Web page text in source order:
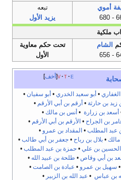
أموي
تبعه
يزيد الأول
ملكية
الشام
تحت حكم معاوية
الأول
أخف v t e
الغفاري •أبو سعيد الخدري •أبو سفيان •
زيد بن حارثة • أرقم بن أبي الأرقم •
أسعد بن زرارة •أنس بن مالك •
بن الجراح •الأرقم بن أبي الأرقم •
عبد المطلب •المقداد بن عمرو •
مالك • بلال بن رباح • جعفر بن أبي طالب •
الحسين بن علي • حمزة بن عبد المطلب •
بن أبي وقاص • طلحة بن عبيد الله •
• سهيل بن عمرو • عبادة بن الصامت •
بن عباس • عبد الله بن الزبير •